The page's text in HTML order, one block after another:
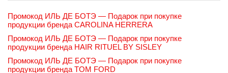
Промокод ИЛЬ ДЕ БОТЭ — Подарок при покупке
продукции бренда CAROLINA HERRERA
Промокод ИЛЬ ДЕ БОТЭ — Подарок при покупке
продукции бренда HAIR RITUEL BY SISLEY
Промокод ИЛЬ ДЕ БОТЭ — Подарок при покупке
продукции бренда TOM FORD